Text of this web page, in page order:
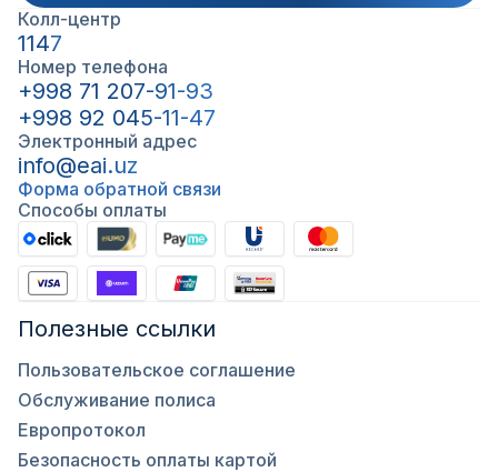
Колл-центр
1147
Номер телефона
+998 71 207-91-93
+998 92 045-11-47
Электронный адрес
info@eai.uz
Форма обратной связи
Способы оплаты
Полезные ссылки
Пользовательское соглашение
Обслуживание полиса
Европротокол
Безопасность оплаты картой